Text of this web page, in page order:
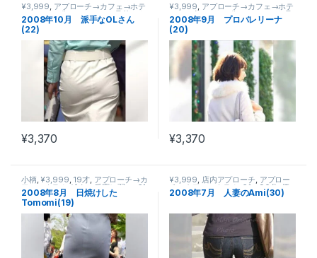
¥3,999, アプローチ→カフェ→ホテ
ル, 21～60分, OKサインを見落とす
22才,価格,真正面アプローチ,OL
2008年10月 派手なOLさん
(22)
¥3,370
¥3,999, アプローチ→カフェ→ホテ
ル, 20才,21～60分 OKサインを見
落とす,価格, 無視される, 道聞きア
プローチ
の回転が速い
2008年9月 プロバレリーナ
(20)
¥3,370
小柄, ¥3,999, 19才, アプローチ→カ
フェ→ホテル 冷たい反応に弱い 61
～90分,学生 OKサインを見落とす
価格,ドロップアプローチ
2008年8月 日焼けした
Tomomi(19)
¥3,999, 店内アプローチ, アプロー
チ→カフェ→ホテル, 61～90分,価
格,人妻,30才 高身長,化粧品売り
2008年7月 人妻のAmi(30)